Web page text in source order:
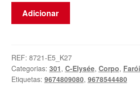
Quantidade
esquerda
Citroën
C-
Adicionar
REF: 8721-E5_K27
Categorias: 301, C-Elysée, Corpo,
Etiquetas: 9674809080, 9678544480